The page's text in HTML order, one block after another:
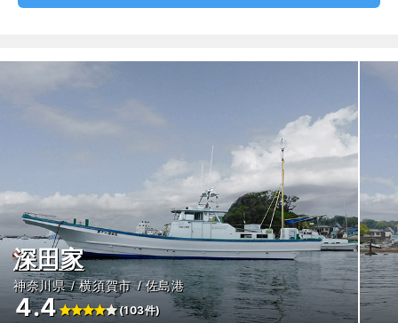
深田家
神奈川県 横須賀市 佐島港
4.4 (103件)